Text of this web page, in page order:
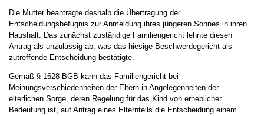
Die Mutter beantragte deshalb die Übertragung der
Entscheidungsbefugnis zur Anmeldung ihres jüngeren Sohnes in ihren
Haushalt. Das zunächst zuständige Familiengericht lehnte diesen
Antrag als unzulässig ab, was das hiesige Beschwerdegericht als
zutreffende Entscheidung bestätigte.
Gemäß § 1628 BGB kann das Familiengericht bei
Meinungsverschiedenheiten der Eltern in Angelegenheiten der
elterlichen Sorge, deren Regelung für das Kind von erheblicher
Bedeutung ist, auf Antrag eines Elternteils die Entscheidung einem